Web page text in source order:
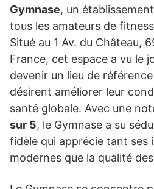
Gymnase, un
tous les amateurs de
Situé au 1 Av. du Château,
France, cet espace a vu le
devenir un lieu de
désirent améliorer leur
santé globale. Avec une
sur 5, le Gymnase a su
fidèle qui apprécie tant ses
modernes que la qualité